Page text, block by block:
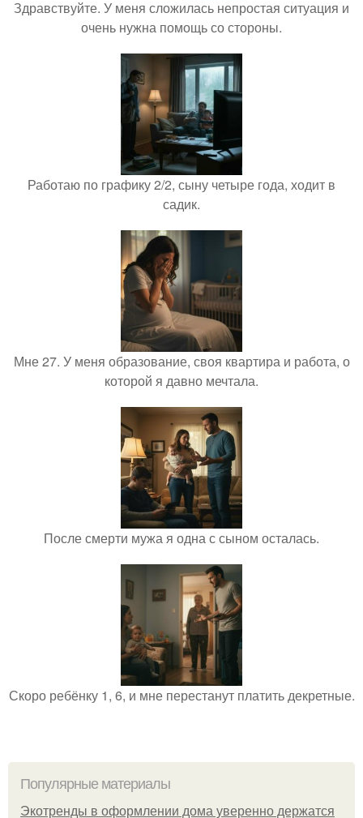
Здравствуйте. У меня сложилась непростая ситуация и
очень нужна помощь со стороны.
Работаю по графику 2/2, сыну четыре года, ходит в
садик.
Мне 27. У меня образование, своя квартира и работа, о
которой я давно мечтала.
После смерти мужа я одна с сыном осталась.
Скоро ребёнку 1, 6, и мне перестанут платить декретные.
Популярные материалы
Экотренды в оформлении дома уверенно держатся